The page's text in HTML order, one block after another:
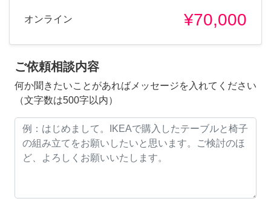
オンライン ¥70,000
ご依頼相談内容
何か聞きたいことがあればメッセージを入れてください
（文字数は500字以内）